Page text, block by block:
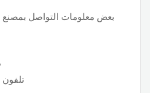
بعض معلومات التواصل بمصنع
تلفون مصنع: